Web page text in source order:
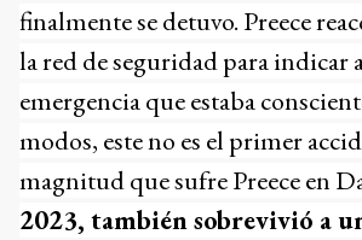
finalmente se detuvo. Preece
la red de seguridad para indicar
emergencia que estaba
modos, este no es el primer
magnitud que sufre Preece en
2023, también sobrevivió a